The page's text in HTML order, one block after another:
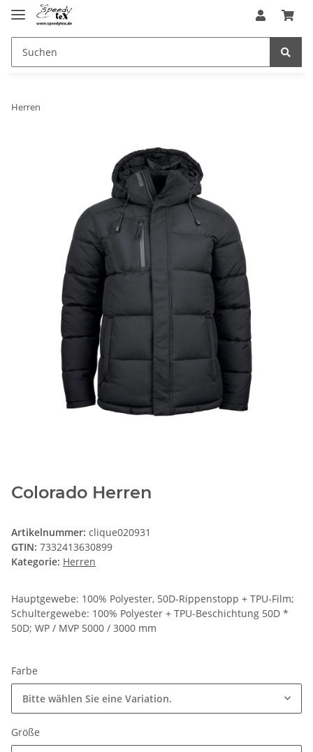
Herren
Colorado Herren
Artikelnummer: clique020931
GTIN: 7332413630899
Kategorie: Herren
Hauptgewebe: 100% Polyester, 50D-Rippenstopp + TPU-Film;
Schultergewebe: 100% Polyester + TPU-Beschichtung 50D *
50D; WP / MVP 5000 / 3000 mm
Farbe
Bitte wählen Sie eine Variation.
Größe